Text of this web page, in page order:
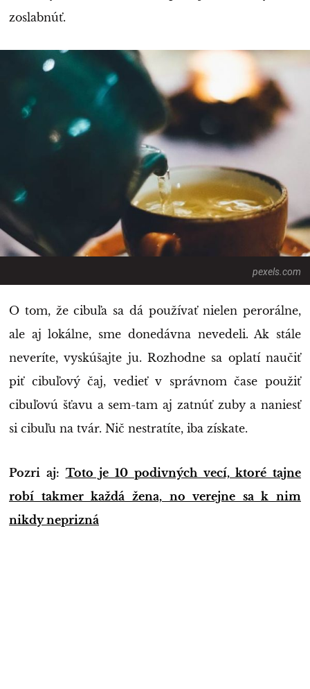
zoslabnúť.
pexels.com
O tom, že cibuľa sa dá používať nielen perorálne,
ale aj lokálne, sme donedávna nevedeli. Ak stále
neveríte, vyskúšajte ju. Rozhodne sa oplatí naučiť
piť cibuľový čaj, vedieť v správnom čase použiť
cibuľovú šťavu a sem-tam aj zatnúť zuby a naniesť
si cibuľu na tvár. Nič nestratíte, iba získate.
Pozri aj: Toto je 10 podivných vecí, ktoré tajne
robí takmer každá žena, no verejne sa k nim
nikdy neprizná